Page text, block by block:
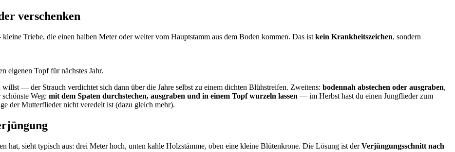
verschenken
Triebe, die einen halben Meter oder weiter vom Hauptstamm aus dem Boden kommen. Das ist kein Krankheitszeichen, sondern
eigenen Topf für nächstes Jahr.
— der Strauch verdichtet sich dann über die Jahre selbst zu einem dichten Blühstreifen. Zweitens: bodennah abstechen oder ausgraben,
Weg: mit dem Spaten durchstechen, ausgraben und in einem Topf wurzeln lassen — im Herbst hast du einen Jungflieder zum
der Mutterflieder nicht veredelt ist (dazu gleich mehr).
hat, sieht typisch aus: drei Meter hoch, unten kahle Holzstämme, oben eine kleine Blütenkrone. Die Lösung ist derVerjüngungsschnitt nach